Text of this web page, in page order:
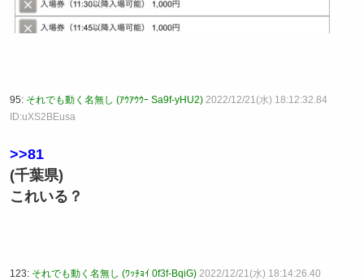
95: それでも動く名無し (ｱｳｱｳｳｰ Sa9f-yHU2) 2022/12/21(水) 18:12:32.84
ID:uXS2BEusa
>>81
(千葉県)
これいる？
123: それでも動く名無し (ﾜｯﾁｮｲ 0f3f-BqiG) 2022/12/21(水) 18:14:26.40